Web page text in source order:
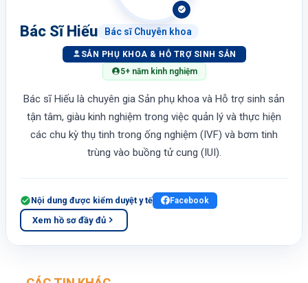
Bác Sĩ Hiếu Bác sĩ Chuyên khoa
SẢN PHỤ KHOA & HỖ TRỢ SINH SẢN
5+ năm kinh nghiệm
Bác sĩ Hiếu là chuyên gia Sản phụ khoa và Hỗ trợ sinh sản
tận tâm, giàu kinh nghiệm trong việc quản lý và thực hiện
các chu kỳ thụ tinh trong ống nghiệm (IVF) và bơm tinh
trùng vào buồng tử cung (IUI).
Nội dung được kiểm duyệt y tế Facebook
Xem hồ sơ đầy đủ